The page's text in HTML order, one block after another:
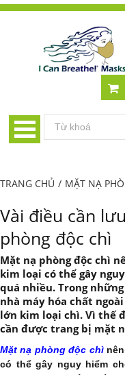
TRANG CHỦ / MẶT NẠ
Vài điều cần
phòng độc chì
Mặt nạ phòng độc chì
kim loại có thể gây
quá nhiều. Trong
nhà máy hóa chất
lớn kim loại chì. Vì thế
cần được trang bị mặt
Mặt nạ phòng độc chì
có thể gây nguy hiểm